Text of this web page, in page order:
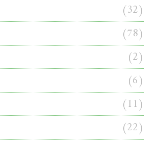
(32)
(78)
(2)
(6)
(11)
(22)